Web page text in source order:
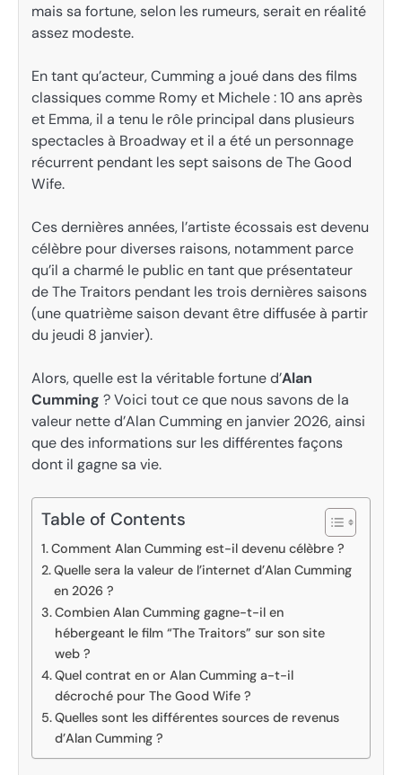
mais sa fortune, selon les rumeurs, serait en réalité
assez modeste.
En tant qu’acteur, Cumming a joué dans des films
classiques comme Romy et Michele : 10 ans après
et Emma, ​​il a tenu le rôle principal dans plusieurs
spectacles à Broadway et il a été un personnage
récurrent pendant les sept saisons de The Good
Wife.
Ces dernières années, l’artiste écossais est devenu
célèbre pour diverses raisons, notamment parce
qu’il a charmé le public en tant que présentateur
de The Traitors pendant les trois dernières saisons
(une quatrième saison devant être diffusée à partir
du jeudi 8 janvier).
Alors, quelle est la véritable fortune d’Alan
Cumming ? Voici tout ce que nous savons de la
valeur nette d’Alan Cumming en janvier 2026, ainsi
que des informations sur les différentes façons
dont il gagne sa vie.
Table of Contents
Comment Alan Cumming est-il devenu célèbre ?
Quelle sera la valeur de l’internet d’Alan Cumming
en 2026 ?
Combien Alan Cumming gagne-t-il en
hébergeant le film “The Traitors” sur son site
web ?
Quel contrat en or Alan Cumming a-t-il
décroché pour The Good Wife ?
Quelles sont les différentes sources de revenus
d’Alan Cumming ?